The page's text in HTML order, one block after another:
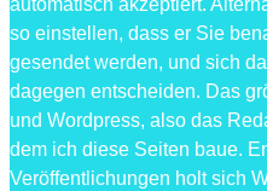
automatisch akzeptiert.
so einstellen, dass er Sie
gesendet werden, und sich
dagegen entscheiden. Das
und Wordpress, also das
dem ich diese Seiten baue.
Veröffentlichungen holt sich